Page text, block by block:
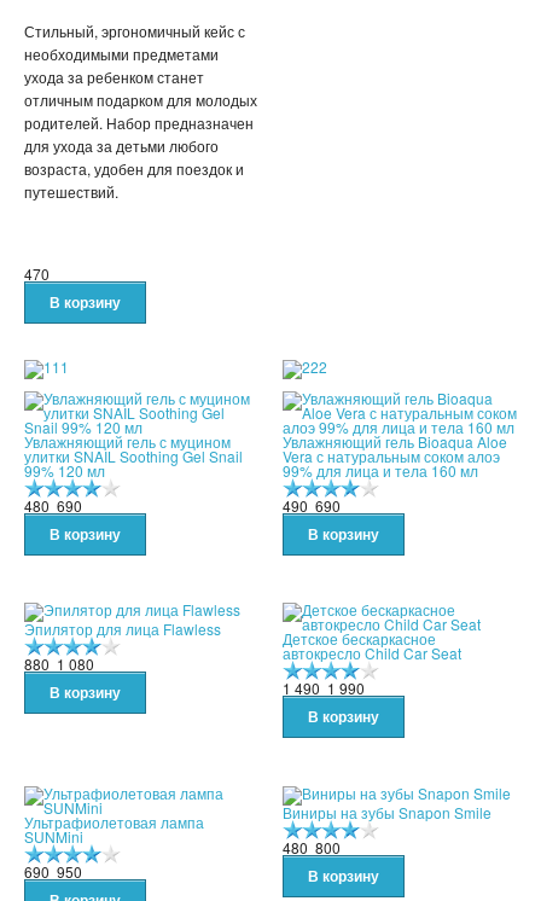
Стильный, эргономичный кейс с
необходимыми предметами
ухода за ребенком станет
отличным подарком для молодых
родителей. Набор предназначен
для ухода за детьми любого
возраста, удобен для поездок и
путешествий.
470
Увлажняющий гель с муцином
улитки SNAIL Soothing Gel Snail
99% 120 мл
480 690
Увлажняющий гель Bioaqua Aloe
Vera с натуральным соком алоэ
99% для лица и тела 160 мл
490 690
Эпилятор для лица Flawless
880 1 080
Детское бескаркасное
автокресло Child Car Seat
1 490 1 990
Ультрафиолетовая лампа
SUNMini
690 950
Виниры на зубы Snapon Smile
480 800